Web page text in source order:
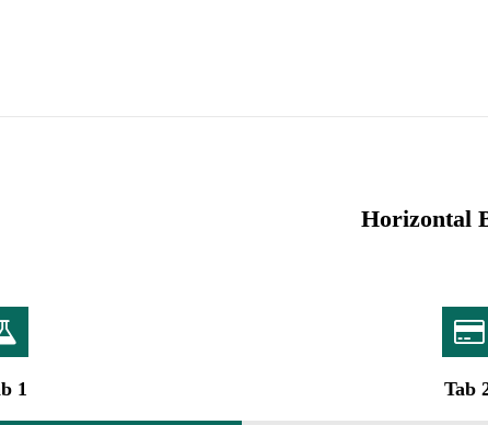
Horizontal
1 Tab